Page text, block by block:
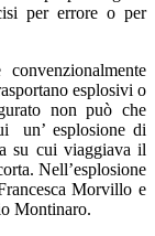
per errore o per
esplosivi o
non può che
un’ esplosione di
su cui viaggiava il
Nell’esplosione
Morvillo e
Montinaro.